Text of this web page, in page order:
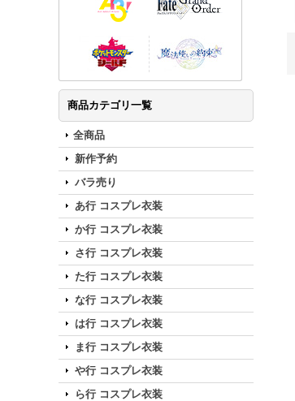
商品カテゴリ一覧
全商品
新作予約
バラ売り
あ行 コスプレ衣装
か行 コスプレ衣装
さ行 コスプレ衣装
た行 コスプレ衣装
な行 コスプレ衣装
は行 コスプレ衣装
ま行 コスプレ衣装
や行 コスプレ衣装
ら行 コスプレ衣装